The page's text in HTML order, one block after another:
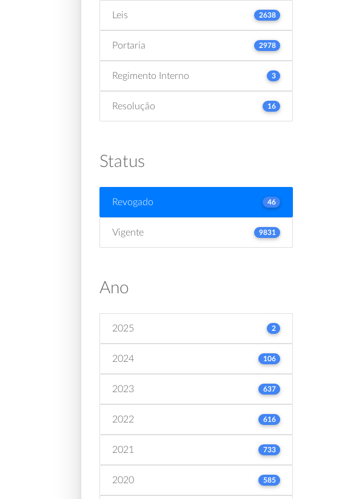
Leis 2638
Portaria 2978
Regimento Interno 3
Resolução 16
Status
Revogado 46
Vigente 9831
Ano
2025 2
2024 106
2023 637
2022 616
2021 733
2020 585